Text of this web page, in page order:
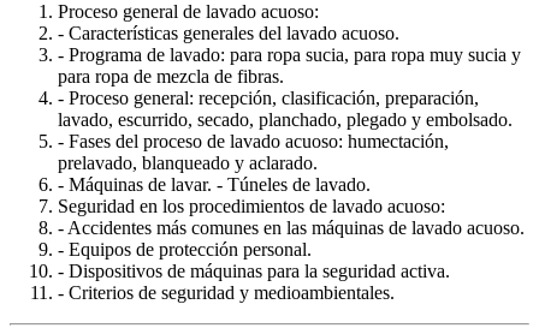
Proceso general de lavado acuoso:
- Características generales del lavado acuoso.
- Programa de lavado: para ropa sucia, para ropa muy sucia y
para ropa de mezcla de fibras.
- Proceso general: recepción, clasificación, preparación,
lavado, escurrido, secado, planchado, plegado y embolsado.
- Fases del proceso de lavado acuoso: humectación,
prelavado, blanqueado y aclarado.
- Máquinas de lavar. - Túneles de lavado.
Seguridad en los procedimientos de lavado acuoso:
- Accidentes más comunes en las máquinas de lavado acuoso.
- Equipos de protección personal.
- Dispositivos de máquinas para la seguridad activa.
- Criterios de seguridad y medioambientales.